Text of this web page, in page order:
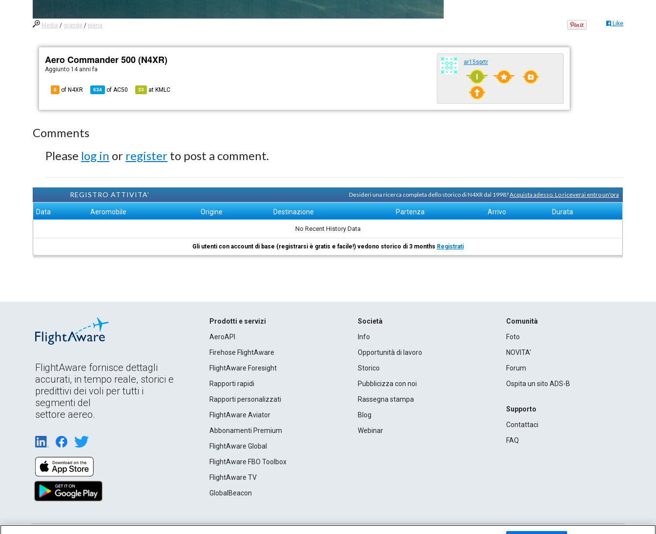
Media / grande / piena Like
Aero Commander 500 (N4XR)
Aggiunto 14 anni fa
8 of N4XR 634 ofAC50 33 at KMLC
ar15sprtr
Comments
Please log in or register to post a comment.
REGISTRO ATTIVITA' Desideri una ricerca completa dello storico di N4XR dal 1998?Acquista adesso. Lo riceverai entro un'ora
Data Aeromobile Origine Destinazione Partenza Arrivo Durata
No Recent History Data
Gli utenti con account di base (registrarsi è gratis e facile!) vedono storico di 3 months Registrati
FlightAware fornisce dettagli
accurati, in tempo reale, storici e
predittivi dei voli per tutti i
segmenti del
settore aereo.
Prodotti e servizi
AeroAPI
Firehose FlightAware
FlightAware Foresight
Rapporti rapidi
Rapporti personalizzati
FlightAware Aviator
Abbonamenti Premium
FlightAware Global
FlightAware FBO Toolbox
FlightAware TV
GlobalBeacon
Società
Info
Opportunità di lavoro
Storico
Pubblicizza con noi
Rassegna stampa
Blog
Webinar
Comunità
Foto
NOVITA'
Forum
Ospita un sito ADS-B
Supporto
Contattaci
FAQ